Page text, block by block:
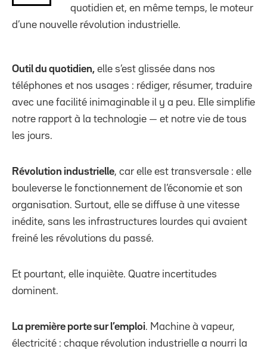
quotidien et, en même temps, le moteur
d’une nouvelle révolution industrielle.
Outil du quotidien, elle s’est glissée dans nos
téléphones et nos usages : rédiger, résumer, traduire
avec une facilité inimaginable il y a peu. Elle simplifie
notre rapport à la technologie — et notre vie de tous
les jours.
Révolution industrielle, car elle est transversale : elle
bouleverse le fonctionnement de l’économie et son
organisation. Surtout, elle se diffuse à une vitesse
inédite, sans les infrastructures lourdes qui avaient
freiné les révolutions du passé.
Et pourtant, elle inquiète. Quatre incertitudes
dominent.
La première porte sur l’emploi. Machine à vapeur,
électricité : chaque révolution industrielle a nourri la